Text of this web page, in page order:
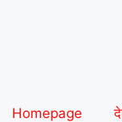
Homepage